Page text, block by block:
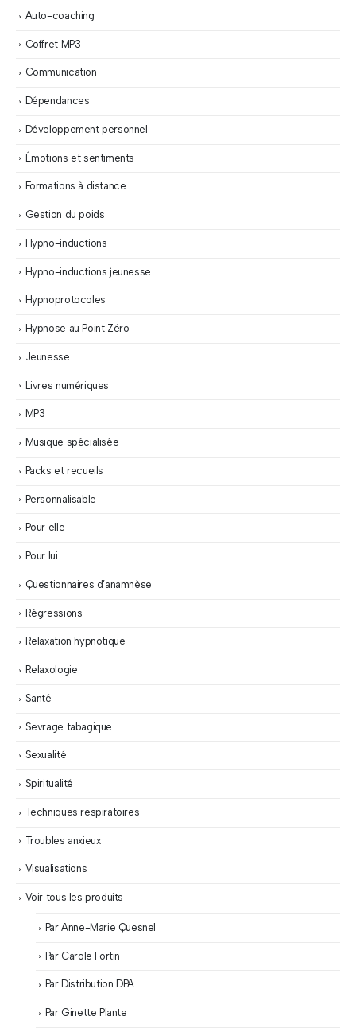
Auto-coaching
Coffret MP3
Communication
Dépendances
Développement personnel
Émotions et sentiments
Formations à distance
Gestion du poids
Hypno-inductions
Hypno-inductions jeunesse
Hypnoprotocoles
Hypnose au Point Zéro
Jeunesse
Livres numériques
MP3
Musique spécialisée
Packs et recueils
Personnalisable
Pour elle
Pour lui
Questionnaires d’anamnèse
Régressions
Relaxation hypnotique
Relaxologie
Santé
Sevrage tabagique
Sexualité
Spiritualité
Techniques respiratoires
Troubles anxieux
Visualisations
Voir tous les produits
Par Anne-Marie Quesnel
Par Carole Fortin
Par Distribution DPA
Par Ginette Plante